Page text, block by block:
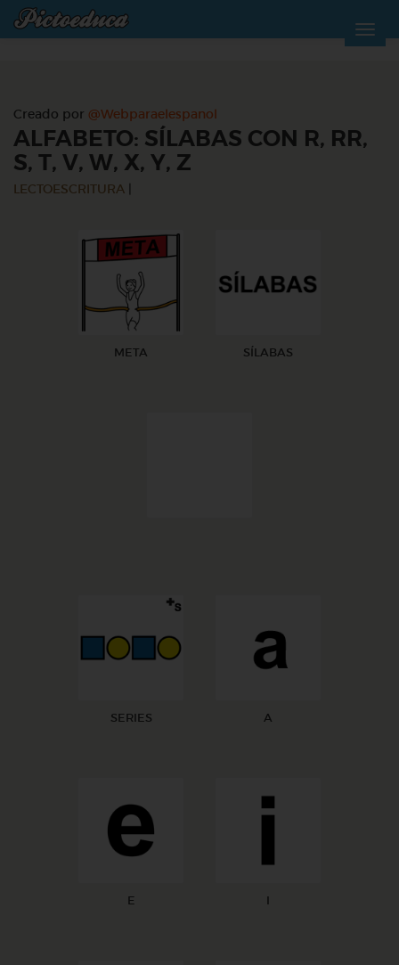
Creado por @Webparaelespanol
ALFABETO: SÍLABAS CON R, RR,
S, T, V, W, X, Y, Z
LECTOESCRITURA
META SÍLABAS
SERIES A
E I